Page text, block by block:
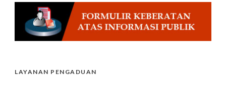
LAYANAN PENGADUAN